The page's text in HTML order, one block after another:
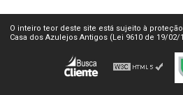
O inteiro teor deste site está sujeito à
Casa dos Azulejos Antigos (Lei 9610 de 19/02/